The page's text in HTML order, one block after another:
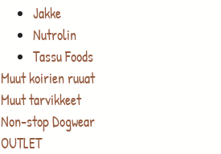
Jakke
Nutrolin
Tassu Foods
Muut koirien ruuat
Muut tarvikkeet
Non-stop Dogwear
OUTLET